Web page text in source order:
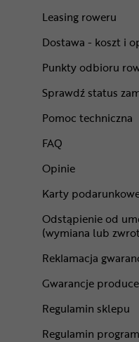
Leasing roweru
Dostawa - koszt i
Punkty odbioru
Sprawdź status
Pomoc techniczna
FAQ
Opinie
Karty
Odstąpienie od
(wymiana lub
Reklamacja
Gwarancje
Regulamin sklepu
Regulamin